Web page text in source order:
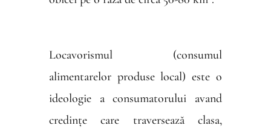
Locavorismul (consumul
alimentarelor produse local) este o
ideologie a consumatorului avand
credințe care traversează clasa,